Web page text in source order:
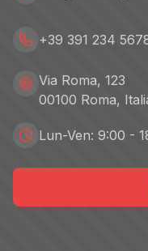
+39 391 234
Via Roma, 123
00100 Roma,
Lun-Ven: 9:00 -